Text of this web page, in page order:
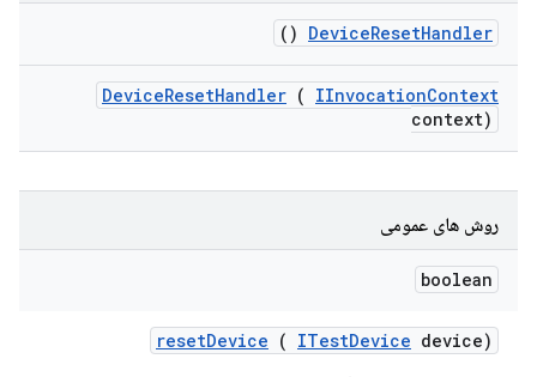
DeviceResetHandler
()
DeviceResetHandler ( IInvocationContext
context)
روش های عمومی
boolean
resetDevice ( ITestDevice device)